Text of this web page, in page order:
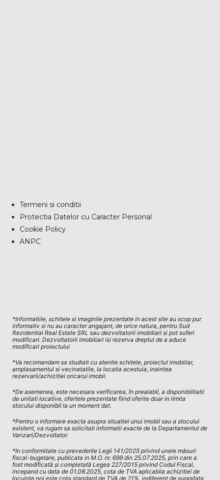
Termeni si conditii
Protectia Datelor cu Caracter Personal
Cookie Policy
ANPC
*Informatiile, schitele si imaginile prezentate in acest site au scop pur
informativ si nu au caracter angajant, de orice natura, pentru Sud
Rezidential Real Estate SRL sau dezvoltatorii imobiliari si pot suferi
modificari. Dezvoltatorii imobiliari isi rezerva dreptul de a aduce
modificari proiectului
*Va recomandam sa studiati cu atentie schitele, proiectul imobiliar,
amplasamentul si vecinatatile, la locatia acestuia, inaintea
rezervarii/achizitiei oricarui imobil.
*De asemenea, este necesara verificarea, în prealabil, a disponibilitatii
de unitati locative, ofertele prezentate fiind oferite doar in limita
stocului disponibil la un moment dat.
*Pentru o informare exacta asupra situatiei unui imobil sau a stocului
existent, va rugam sa solicitati informatii exacte de la Departamentul de
Vanzari/Dezvoltator.
*In conformitate cu prevederile Legii 141/2025 privind unele măsuri
fiscal-bugetare, publicata in M.O. nr. 699 din 25.07.2025, prin care a
fost modificată și completată Legea 227/2015 privind Codul Fiscal,
incepand cu data de 01.08.2025, cota de TVA aplicabila achizitiei de
locuinte noi este cota standard de TVA de 21%, indiferent de suprafața